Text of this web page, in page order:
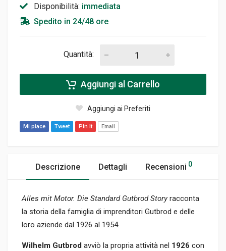
Disponibilità: immediata
Spedito in 24/48 ore
Quantità:
Aggiungi al Carrello
Aggiungi ai Preferiti
Mi piace Tweet Pin It Email
Descrizione Dettagli Recensioni 0
Alles mit Motor. Die Standard Gutbrod Storyracconta
la storia della famiglia di imprenditori Gutbrod e delle
loro aziende dal 1926 al 1954.
Wilhelm Gutbrod avviò la propria attività nel 1926 con